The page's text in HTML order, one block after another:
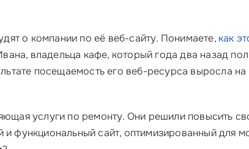
о компании по её веб-сайту. Понимаете, как
владельца кафе, который года два назад
посещаемость его веб-ресурса выросла
услуги по ремонту. Они решили повысить
функциональный сайт, оптимизированный для